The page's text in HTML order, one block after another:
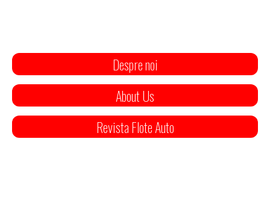
Despre noi
About Us
Revista Flote Auto